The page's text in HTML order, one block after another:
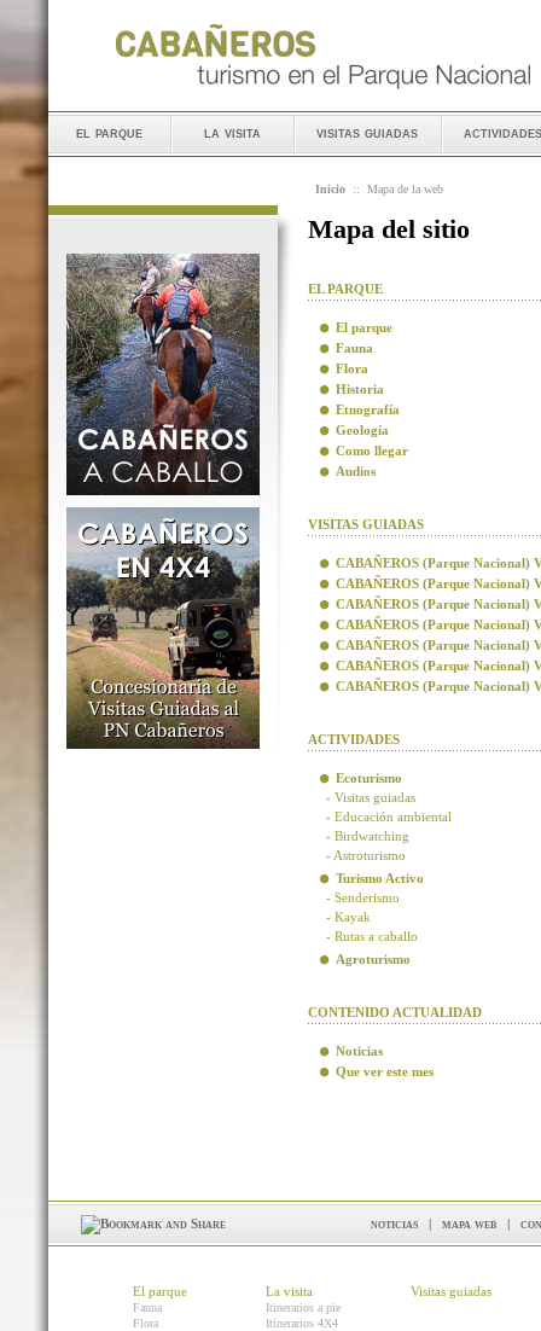
el parque la visita visitas guiadas actividades
Inicio :: Mapa de la web
Mapa del sitio
EL PARQUE
El parque
Fauna
Flora
Historia
Etnografía
Geología
Como llegar
Audios
VISITAS GUIADAS
CABAÑEROS (Parque Nacional)
CABAÑEROS (Parque Nacional)
CABAÑEROS (Parque Nacional)
CABAÑEROS (Parque Nacional)
CABAÑEROS (Parque Nacional)
CABAÑEROS (Parque Nacional)
CABAÑEROS (Parque Nacional)
ACTIVIDADES
Ecoturismo
- Visitas guiadas
- Educación ambiental
- Birdwatching
- Astroturismo
Turismo Activo
- Senderismo
- Kayak
- Rutas a caballo
Agroturismo
CONTENIDO ACTUALIDAD
Noticias
Que ver este mes
noticias | mapa web |
El parque
Fauna
Flora
La visita
Itinerarios a pie
Itinerarios 4X4
Visitas guiadas